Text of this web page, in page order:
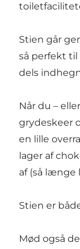
Stien går
så perfekt
dels
Når du –
grydeskeer
en lille
lager af
af (så længe
Stien er
Mød også